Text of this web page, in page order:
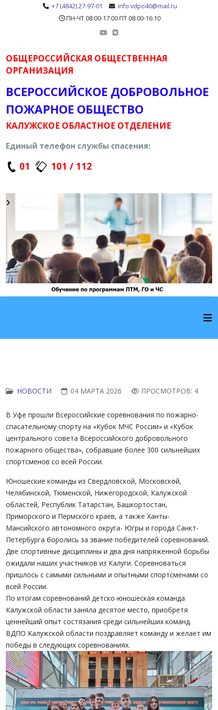
+7 (4842) 27-97-01
info.vdpo40@mail.ru
ПН-ЧТ 08:00-17:00 ПТ 08:00-16:10
ОБЩЕРОССИЙСКАЯ ОБЩЕСТВЕННАЯ
ОРГАНИЗАЦИЯ
ВСЕРОССИЙСКОЕ ДОБРОВОЛЬНОЕ
ПОЖАРНОЕ ОБЩЕСТВО
КАЛУЖСКОЕ ОБЛАСТНОЕ ОТДЕЛЕНИЕ
Единый телефон службы спасения:
01 101 / 112
НОВОСТИ 04 МАРТА 2026 ПРОСМОТРОВ: 4
В Уфе прошли Всероссийские соревнования по пожарно-
спасательному спорту на «Кубок МЧС России» и «Кубок
центрального совета Всероссийского добровольного
пожарного общества», собравшие более 300 сильнейших
спортсменов со всей России.
Юношеские команды из Свердловской, Московской,
Челябинской, Тюменской, Нижегородской, Калужской
областей, Республик Татарстан, Башкортостан,
Приморского и Пермского краев, а также Ханты-
Мансийского автономного округа- Югры и города Санкт-
Петербурга боролись за звание победителей соревнований.
Две спортивные дисциплины и два дня напряженной борьбы
ожидали наших участников из Калуги. Соревноваться
пришлось с самыми сильными и опытными спортсменами со
всей России.
По итогам соревнований детско-юношеская команда
Калужской области заняла десятое место, приобретя
ценнейший опыт состязания среди сильнейших команд.
ВДПО Калужской области поздравляет команду и желает им
победы в следующих соревнованиях.